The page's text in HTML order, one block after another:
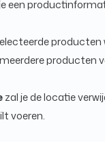
een
producten
producten
zal je de locatie
voeren.